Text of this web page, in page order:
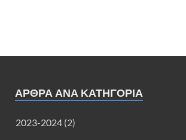
ΑΡΘΡΑ ΑΝΑ ΚΑΤΗΓΟΡΊΑ
2023-2024 (2)